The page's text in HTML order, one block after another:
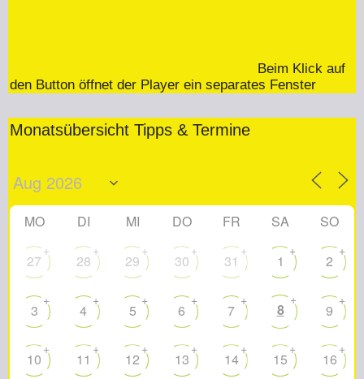
Beim Klick auf
den Button öffnet der Player ein separates Fenster
Monatsübersicht Tipps & Termine
MO DI MI DO FR SA SO
27
+
28
+
29
+
30
+
31
+
1
+
2
+
3
+
4
+
5
+
6
+
7
+
8
+
9
+
10
+
11
+
12
+
13
+
14
+
15
+
16
+